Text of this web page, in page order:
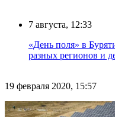
7 августа, 12:33
«День поля» в
разных регионов и
19 февраля 2020, 15:57